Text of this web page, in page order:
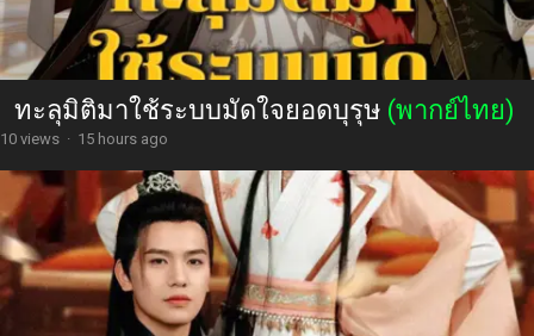
ทะลุมิติมาใช้ระบบมัดใจยอดบุรุษ (พากย์ไทย)
10 views · 15 hours ago